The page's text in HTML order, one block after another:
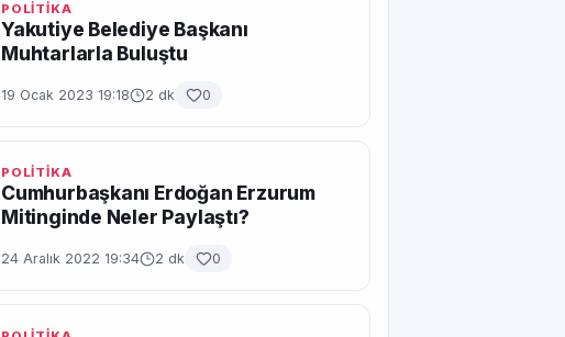
POLİTİKA
Yakutiye Belediye Başkanı
Muhtarlarla Buluştu
19 Ocak 2023 19:18 2 dk 0
POLİTİKA
Cumhurbaşkanı Erdoğan Erzurum
Mitinginde Neler Paylaştı?
24 Aralık 2022 19:34 2 dk 0